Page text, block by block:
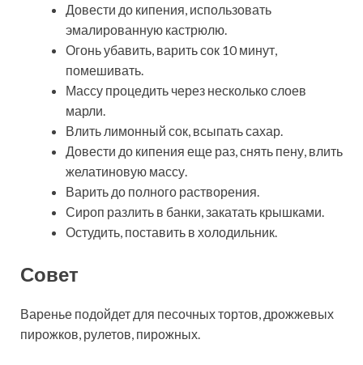
Довести до кипения, использовать
эмалированную кастрюлю.
Огонь убавить, варить сок 10 минут,
помешивать.
Массу процедить через несколько слоев
марли.
Влить лимонный сок, всыпать сахар.
Довести до кипения еще раз, снять пену, влить
желатиновую массу.
Варить до полного растворения.
Сироп разлить в банки, закатать крышками.
Остудить, поставить в холодильник.
Совет
Варенье подойдет для песочных тортов, дрожжевых
пирожков, рулетов, пирожных.